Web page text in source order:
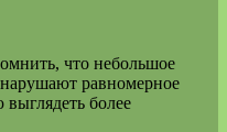
что небольшое
равномерное
более